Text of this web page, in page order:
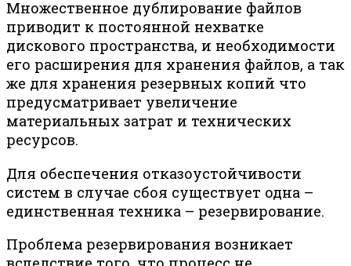
Множественное дублирование файлов
приводит к постоянной нехватке
дискового пространства, и необходимости
его расширения для хранения файлов, а так
же для хранения резервных копий что
предусматривает увеличение
материальных затрат и технических
ресурсов.
Для обеспечения отказоустойчивости
систем в случае сбоя существует одна –
единственная техника – резервирование.
Проблема резервирования возникает